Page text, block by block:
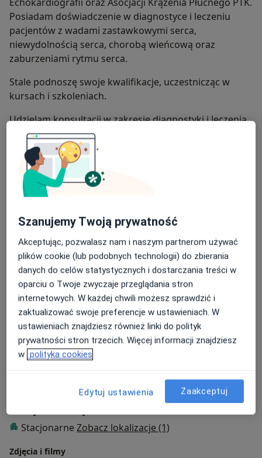
Echokardiografii oraz Asocjacji Krążenia Płucnego PTK.
Posiadam doświadczenie w diagnostyce i leczeniu
pacjentów z wadami zastawkowymi serca,
niewydolnością serca, chorobą wieńcową oraz
zaburzeniami rytmu serca.
Stale podnoszę swoje kwalifikacje, uczestnicząc w
kursach i szkoleniach.
Udzielam konsultacji w zakresie diagnostyki i leczenia
pacjentów z chorobą wieńcową, po zawale serca, z
nadciśnieniem tętniczym, niewydolnością serca,
wadami zastawkowymi, zaburzeniami lipidowymi oraz
zaburzeniami rytmu serca.
Ponadto wykonuję badania echokardiograficzne oraz
analizuję zapisy EKG, w tym monitorowanie EKG
metodą Holtera.
Płynnie posługuję się językiem polskim, ukraińskim
oraz rosyjskim.
więcejO mnie
Zakres porad
Kardiologia
Stacjonarne Zobacz lokalizacje (1)
Zdjęcia i filmy
Szanujemy Twoją prywatność
Akceptując, pozwalasz nam i naszym partnerom używać
plików cookie (lub podobnych technologii) do zbierania
danych do celów statystycznych i dostarczania treści w
oparciu o Twoje zwyczaje przeglądania stron
internetowych. W każdej chwili możesz sprawdzić i
zaktualizować swoje preferencje w ustawieniach. W
ustawieniach znajdziesz również linki do polityk
prywatności stron trzecich. Więcej informacji znajdziesz
w polityka cookies
Edytuj ustawienia Zaakceptuj